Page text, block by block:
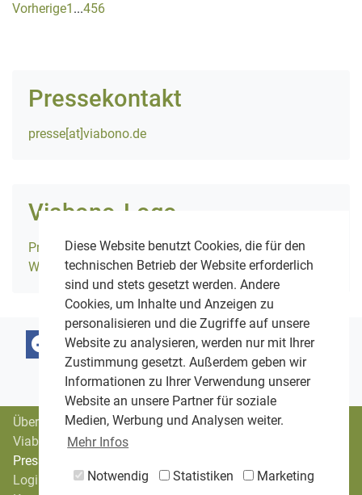
Diese Website benutzt Cookies, die für den
technischen Betrieb der Website erforderlich
sind und stets gesetzt werden. Andere
Cookies, um Inhalte und Anzeigen zu
personalisieren und die Zugriffe auf unsere
Website zu analysieren, werden nur mit Ihrer
Zustimmung gesetzt. Außerdem geben wir
Informationen zu Ihrer Verwendung unserer
Website an unsere Partner für soziale
Medien, Werbung und Analysen weiter.
Mehr Infos
Notwendig Statistiken Marketing
Vorherige1 ...456
Pressekontakt
presse​[at]​viabono.de
Viabono-Logo
Printlogo, CMYK, TIF
Weblogo, transparent, PNG
Über uns
Viabono-Trägerverein
Presse
Login